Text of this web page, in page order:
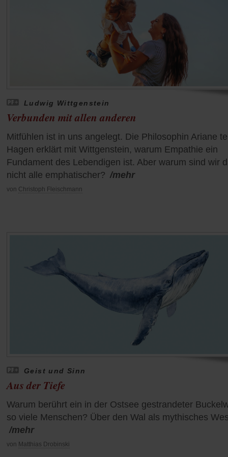
Ludwig Wittgenstein
Verbunden mit allen anderen
Mitfühlen ist in uns angelegt. Die Philosophin Ariane
Hagen erklärt mit Wittgenstein, warum Empathie ein
Fundament des Lebendigen ist. Aber warum sind wir
nicht alle emphatischer? /mehr
von Christoph Fleischmann
Geist und Sinn
Aus der Tiefe
Warum berührt ein in der Ostsee gestrandeter
so viele Menschen? Über den Wal als mythisches
/mehr
von Matthias Drobinski